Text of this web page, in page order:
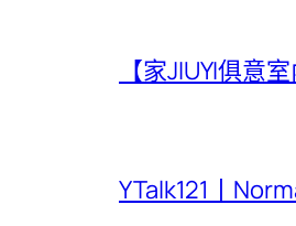
【家JIUYI俱意
YTalk121丨